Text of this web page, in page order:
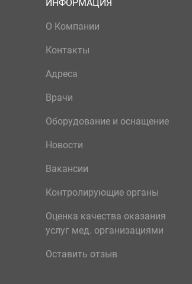
ИНФОРМАЦИЯ
О Компании
Контакты
Адреса
Врачи
Оборудование и оснащение
Новости
Вакансии
Контролирующие органы
Оценка качества оказания
услуг мед. организациями
Оставить отзыв